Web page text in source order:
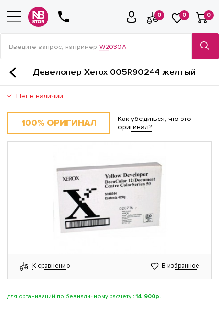
0 0 0
Введите запрос, например W2030A
Девелопер Xerox 005R90244 желтый
Нет в наличии
100% ОРИГИНАЛ
Как убедиться, что это
оригинал?
К сравнению В избранное
для организаций по безналичному расчету :14 900р.